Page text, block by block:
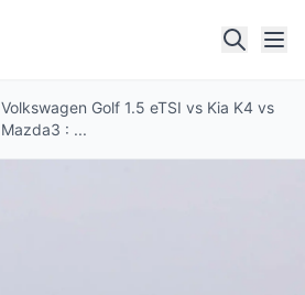
Volkswagen Golf 1.5 eTSI vs Kia K4 vs
Mazda3 : ...